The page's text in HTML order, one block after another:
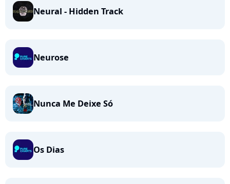
Neural - Hidden Track
Neurose
Nunca Me Deixe Só
Os Dias